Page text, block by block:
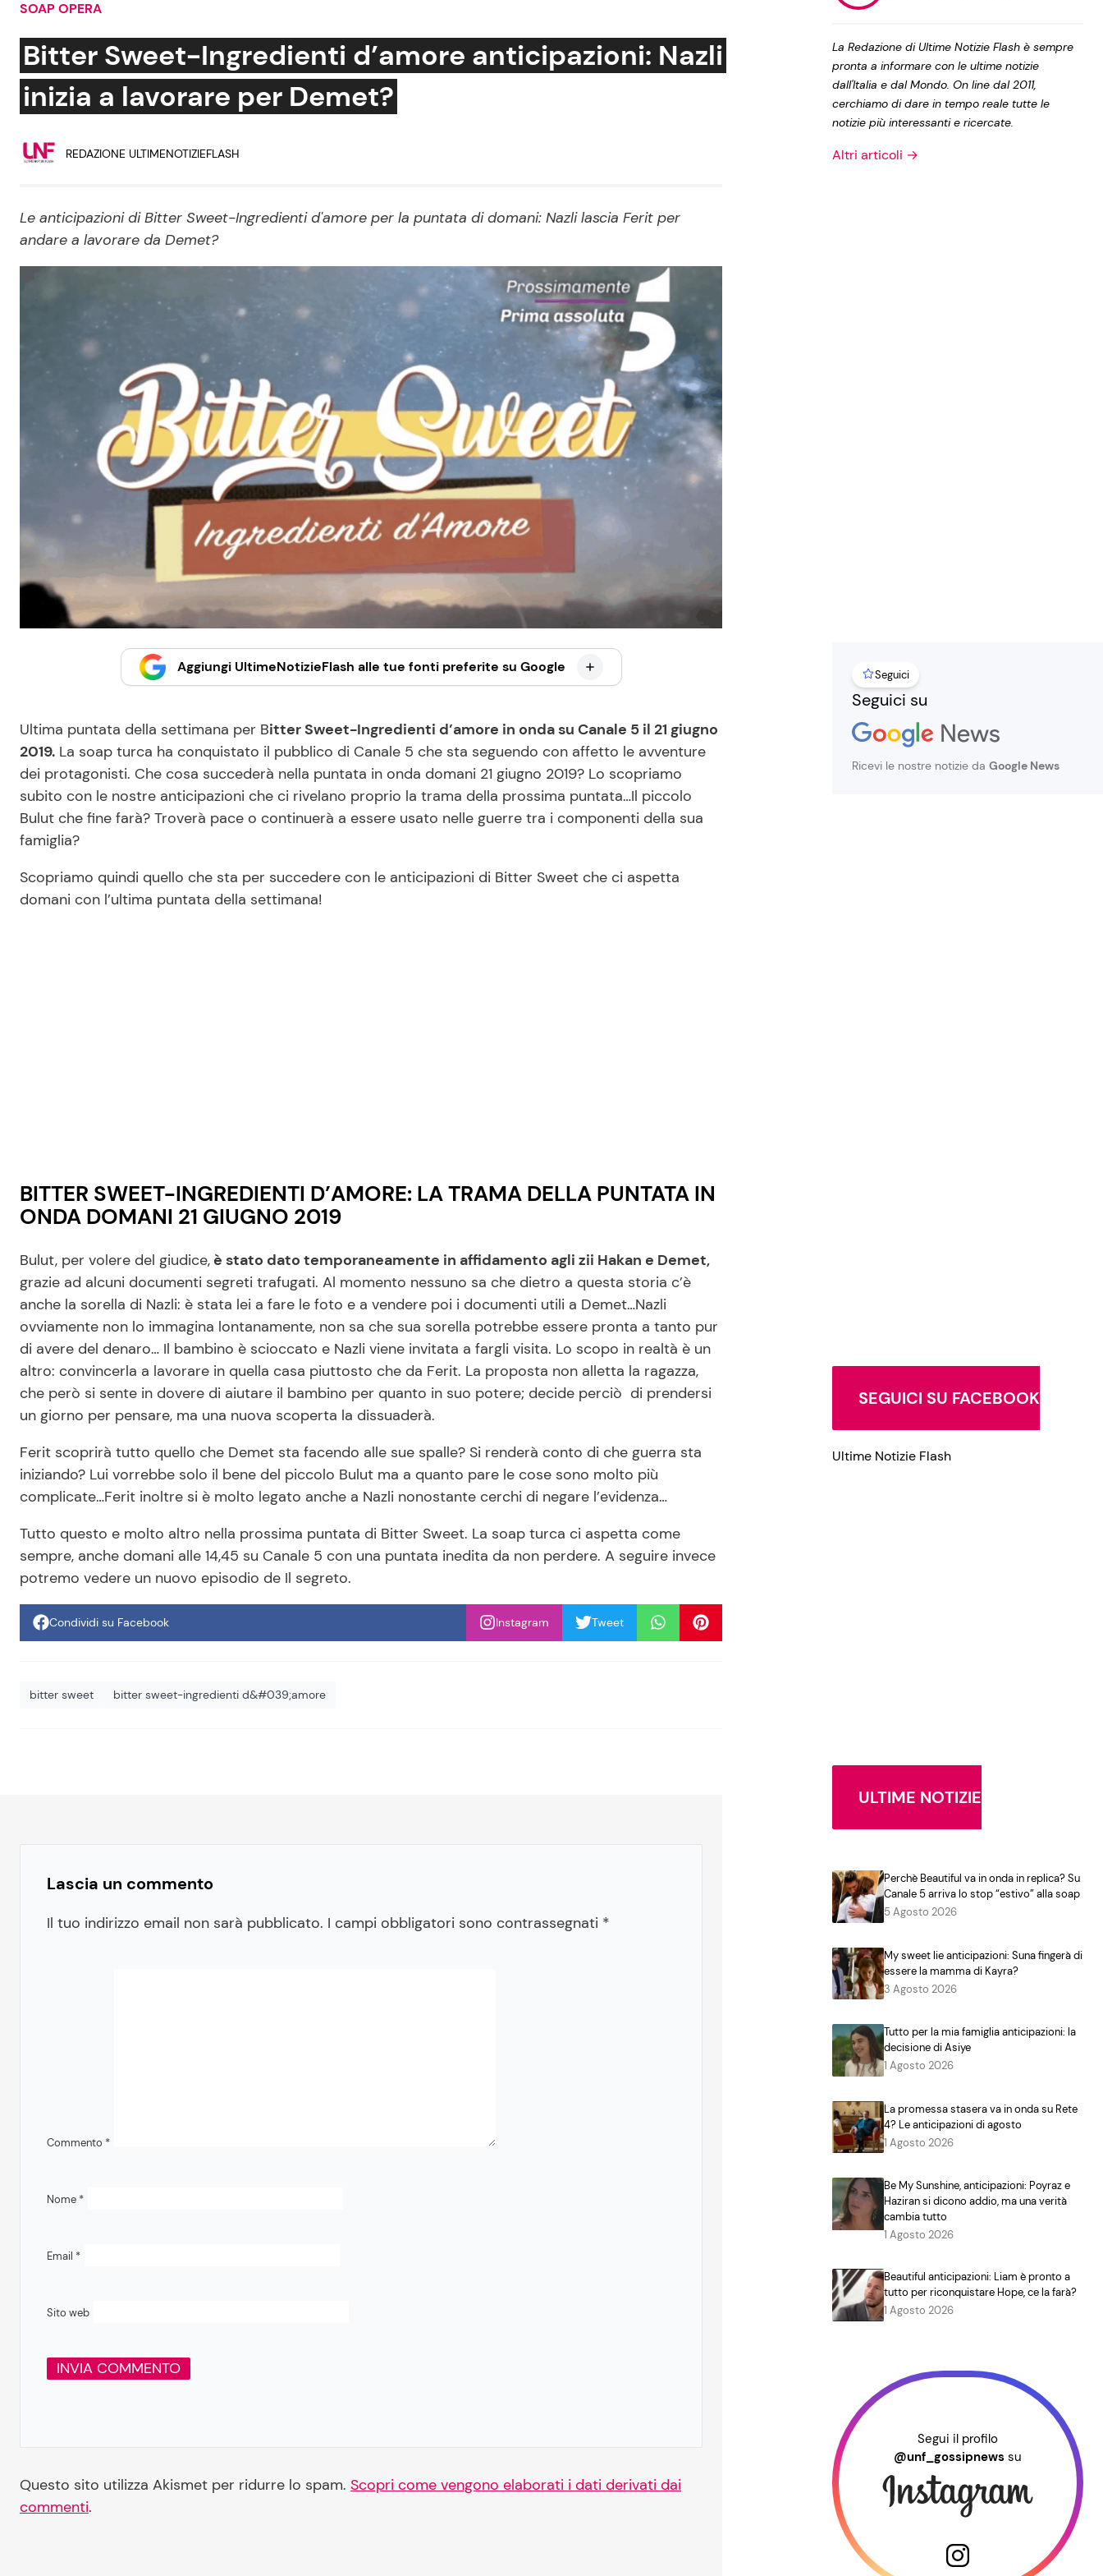
Social News
News dal mondo
Benessere
Mondo Mamma
Viaggi e Turismo
Le Ricette in TV
Ricette Facili e Veloci
Ricette Feste
Ricette per Bambini
Privacy Policy
SOAP OPERA
Bitter Sweet-Ingredienti d’amore anticipazioni: Nazli
inizia a lavorare per Demet?
REDAZIONE ULTIMENOTIZIEFLASH
Le anticipazioni di Bitter Sweet-Ingredienti d'amore per la puntata di domani: Nazli lascia Ferit per
andare a lavorare da Demet?
Aggiungi UltimeNotizieFlash alle tue fonti preferite su Google
Ultima puntata della settimana per Bitter Sweet-Ingredienti d’amore in onda su Canale 5 il 21 giugno
2019. La soap turca ha conquistato il pubblico di Canale 5 che sta seguendo con affetto le avventure
dei protagonisti. Che cosa succederà nella puntata in onda domani 21 giugno 2019? Lo scopriamo
subito con le nostre anticipazioni che ci rivelano proprio la trama della prossima puntata…Il piccolo
Bulut che fine farà? Troverà pace o continuerà a essere usato nelle guerre tra i componenti della sua
famiglia?
Scopriamo quindi quello che sta per succedere con le anticipazioni di Bitter Sweet che ci aspetta
domani con l’ultima puntata della settimana!
BITTER SWEET-INGREDIENTI D’AMORE: LA TRAMA DELLA PUNTATA IN
ONDA DOMANI 21 GIUGNO 2019
Bulut, per volere del giudice, è stato dato temporaneamente in affidamento agli zii Hakan e Demet,
grazie ad alcuni documenti segreti trafugati. Al momento nessuno sa che dietro a questa storia c’è
anche la sorella di Nazli: è stata lei a fare le foto e a vendere poi i documenti utili a Demet…Nazli
ovviamente non lo immagina lontanamente, non sa che sua sorella potrebbe essere pronta a tanto pur
di avere del denaro… Il bambino è scioccato e Nazli viene invitata a fargli visita. Lo scopo in realtà è un
altro: convincerla a lavorare in quella casa piuttosto che da Ferit. La proposta non alletta la ragazza,
che però si sente in dovere di aiutare il bambino per quanto in suo potere; decide perciò di prendersi
un giorno per pensare, ma una nuova scoperta la dissuaderà.
Ferit scoprirà tutto quello che Demet sta facendo alle sue spalle? Si renderà conto di che guerra sta
iniziando? Lui vorrebbe solo il bene del piccolo Bulut ma a quanto pare le cose sono molto più
complicate…Ferit inoltre si è molto legato anche a Nazli nonostante cerchi di negare l’evidenza…
Tutto questo e molto altro nella prossima puntata di Bitter Sweet. La soap turca ci aspetta come
sempre, anche domani alle 14,45 su Canale 5 con una puntata inedita da non perdere. A seguire invece
potremo vedere un nuovo episodio de Il segreto.
Condividi su Facebook Instagram Tweet
bitter sweet bitter sweet-ingredienti d&#039;amore
Lascia un commento
Il tuo indirizzo email non sarà pubblicato. I campi obbligatori sono contrassegnati *
Commento *
Nome *
Email *
Sito web
Questo sito utilizza Akismet per ridurre lo spam. Scopri come vengono elaborati i dati derivati dai
commenti.
La Redazione di Ultime Notizie Flash è sempre
pronta a informare con le ultime notizie
dall'Italia e dal Mondo. On line dal 2011,
cerchiamo di dare in tempo reale tutte le
notizie più interessanti e ricercate.
Altri articoli →
Seguici
Seguici su
Ricevi le nostre notizie da Google News
SEGUICI SU FACEBOOK
Ultime Notizie Flash
ULTIME NOTIZIE
Perchè Beautiful va in onda in replica? Su
Canale 5 arriva lo stop “estivo” alla soap
5 Agosto 2026
My sweet lie anticipazioni: Suna fingerà di
essere la mamma di Kayra?
3 Agosto 2026
Tutto per la mia famiglia anticipazioni: la
decisione di Asiye
1 Agosto 2026
La promessa stasera va in onda su Rete
4? Le anticipazioni di agosto
1 Agosto 2026
Be My Sunshine, anticipazioni: Poyraz e
Haziran si dicono addio, ma una verità
cambia tutto
1 Agosto 2026
Beautiful anticipazioni: Liam è pronto a
tutto per riconquistare Hope, ce la farà?
1 Agosto 2026
Segui il profilo
@unf_gossipnews su